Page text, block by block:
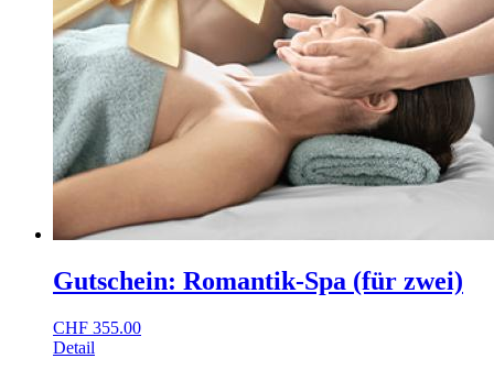
Gutschein: Romantik-Spa (für zwei)
CHF 355.00
Detail